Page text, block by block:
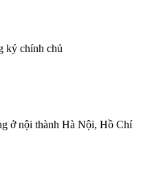
ký chính chủ
ở nội thành Hà Nội, Hồ Chí